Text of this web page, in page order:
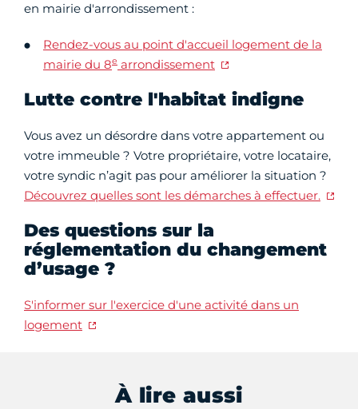
en mairie d'arrondissement :
Rendez-vous au point d'accueil logement de la
mairie du 8e arrondissement
Lutte contre l'habitat indigne
Vous avez un désordre dans votre appartement ou
votre immeuble ? Votre propriétaire, votre locataire,
votre syndic n’agit pas pour améliorer la situation ?
Découvrez quelles sont les démarches à effectuer.
Des questions sur la
réglementation du changement
d’usage ?
S'informer sur l'exercice d'une activité dans un
logement
À lire aussi